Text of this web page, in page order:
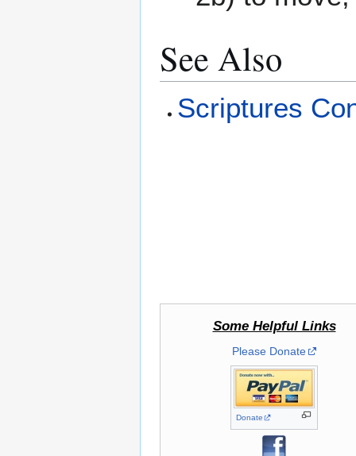
See Also
Scriptures
Some Helpful Links
Please Donate
Donate